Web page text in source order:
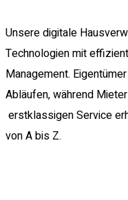
Unsere digitale
Technologien mit
Management.
Abläufen, während Mieter
erstklassigen Service
von A bis Z.